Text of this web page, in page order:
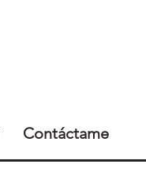
Contáctame